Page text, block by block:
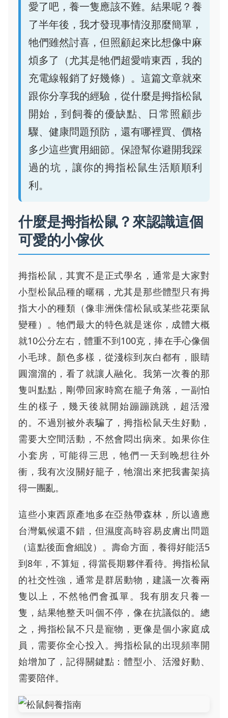
愛了吧，養一隻應該不難。結果呢？養
了半年後，我才發現事情沒那麼簡單，
牠們雖然討喜，但照顧起來比想像中麻
煩多了（尤其是牠們超愛啃東西，我的
充電線報銷了好幾條）。這篇文章就來
跟你分享我的經驗，從什麼是拇指松鼠
開始，到飼養的優缺點、日常照顧步
驟、健康問題預防，還有哪裡買、價格
多少這些實用細節。保證幫你避開我踩
過的坑，讓你的拇指松鼠生活順順利
利。
什麼是拇指松鼠？來認識這個
可愛的小傢伙
拇指松鼠，其實不是正式學名，通常是大家對
小型松鼠品種的暱稱，尤其是那些體型只有拇
指大小的種類（像非洲侏儒松鼠或某些花栗鼠
變種）。牠們最大的特色就是迷你，成體大概
就10公分左右，體重不到100克，捧在手心像個
小毛球。顏色多樣，從淺棕到灰白都有，眼睛
圓溜溜的，看了就讓人融化。我第一次養的那
隻叫點點，剛帶回家時窩在籠子角落，一副怕
生的樣子，幾天後就開始蹦蹦跳跳，超活潑
的。不過別被外表騙了，拇指松鼠天生好動，
需要大空間活動，不然會悶出病來。如果你住
小套房，可能得三思，牠們一天到晚想往外
衝，我有次沒關好籠子，牠溜出來把我書架搞
得一團亂。
這些小東西原產地多在亞熱帶森林，所以適應
台灣氣候還不錯，但濕度高時容易皮膚出問題
（這點後面會細說）。壽命方面，養得好能活5
到8年，不算短，得當長期夥伴看待。拇指松鼠
的社交性強，通常是群居動物，建議一次養兩
隻以上，不然牠們會孤單。我有朋友只養一
隻，結果牠整天叫個不停，像在抗議似的。總
之，拇指松鼠不只是寵物，更像是個小家庭成
員，需要你全心投入。拇指松鼠的出現頻率開
始增加了，記得關鍵點：體型小、活潑好動、
需要陪伴。